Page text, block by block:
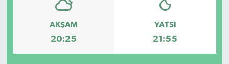
AKŞAM
20:25
YATSI
21:55